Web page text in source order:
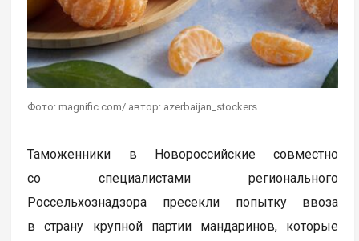
Фото: magnific.com/ автор: azerbaijan_stockers
Таможенники в Новороссийские совместно
со специалистами регионального
Россельхознадзора пресекли попытку ввоза
в страну крупной партии мандаринов, которые